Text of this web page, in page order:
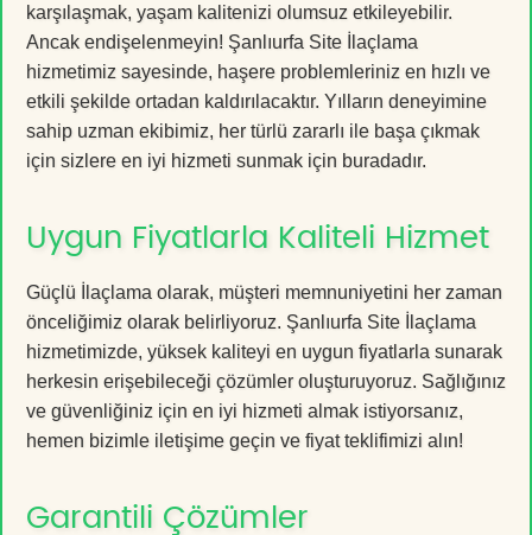
karşılaşmak, yaşam kalitenizi olumsuz etkileyebilir.
Ancak endişelenmeyin! Şanlıurfa Site İlaçlama
hizmetimiz sayesinde, haşere problemleriniz en hızlı ve
etkili şekilde ortadan kaldırılacaktır. Yılların deneyimine
sahip uzman ekibimiz, her türlü zararlı ile başa çıkmak
için sizlere en iyi hizmeti sunmak için buradadır.
Uygun Fiyatlarla Kaliteli Hizmet
Güçlü İlaçlama olarak, müşteri memnuniyetini her zaman
önceliğimiz olarak belirliyoruz. Şanlıurfa Site İlaçlama
hizmetimizde, yüksek kaliteyi en uygun fiyatlarla sunarak
herkesin erişebileceği çözümler oluşturuyoruz. Sağlığınız
ve güvenliğiniz için en iyi hizmeti almak istiyorsanız,
hemen bizimle iletişime geçin ve fiyat teklifimizi alın!
Garantili Çözümler